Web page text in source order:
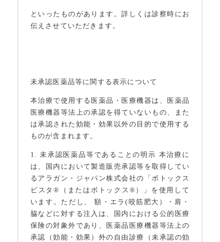
といったものがあります。詳しくは診察時にお
伝えさせていただきます。
未承認医薬品等に関する表示について
本治療で使用する医薬品・医療機器は、医薬品
医療機器等法上の承認を得ていないもの、また
は承認された効能・効果以外の目的で使用する
ものが含まれます。
1. 未承認医薬品等であることの明示 本治療に
は、国内において製造販売承認等を取得してい
るアラガン・ジャパン株式会社の「ボトックス
ビスタ®（またはボトックス®）」を使用して
います。ただし、 額・エラ(咬筋肥大）・肩・
脇などに対する注入は、国内における公的医療
保険の対象外であり、医薬品医療機器等法上の
承認（効能・効果）外の自由診療（未承認の効